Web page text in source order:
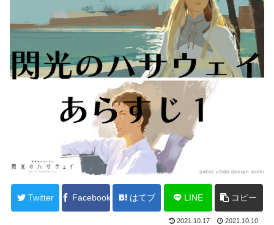
Twitter Facebook はてブ LINE コピー
2021.10.17 2021.10.10